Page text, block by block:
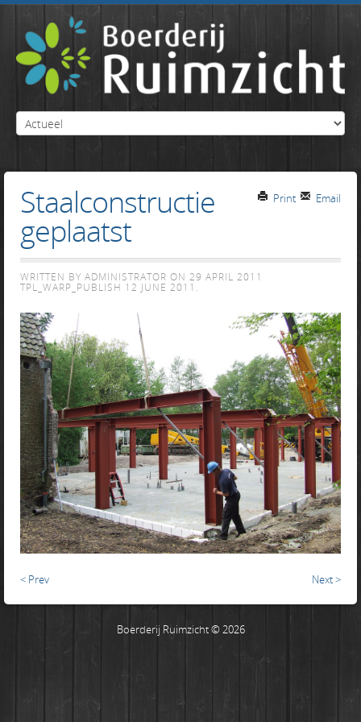
Email
Print
Staalconstructie
geplaatst
WRITTEN BY ADMINISTRATOR ON 29 APRIL 2011
TPL_WARP_PUBLISH 12 JUNE 2011 .
< Prev Next >
Boerderij Ruimzicht © 2026